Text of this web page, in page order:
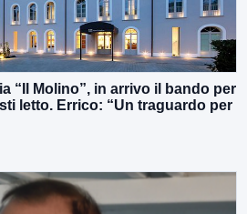
“Il Molino”, in arrivo il bando per
letto. Errico: “Un traguardo per